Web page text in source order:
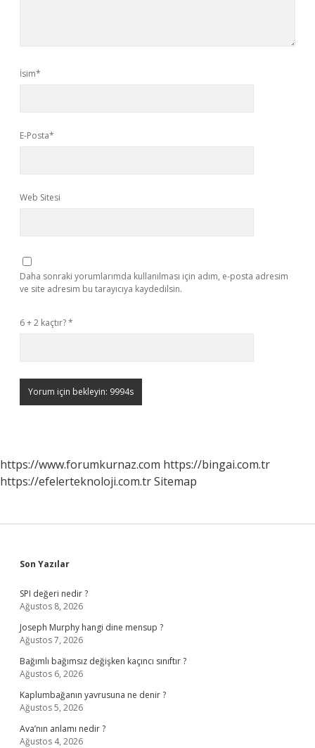
İsim*
E-Posta*
Web Sitesi
Daha sonraki yorumlarımda kullanılması için adım, e-posta adresim
ve site adresim bu tarayıcıya kaydedilsin.
6 + 2 kaçtır?*
https://www.forumkurnaz.com https://bingai.com.tr
https://efelerteknoloji.com.trSitemap
Sidebar
Son Yazılar
SPI değeri nedir ?
Ağustos 8, 2026
Joseph Murphy hangi dine mensup ?
Ağustos 7, 2026
Bağımlı bağımsız değişken kaçıncı sınıftır ?
Ağustos 6, 2026
Kaplumbağanın yavrusuna ne denir ?
Ağustos 5, 2026
Ava’nın anlamı nedir ?
Ağustos 4, 2026